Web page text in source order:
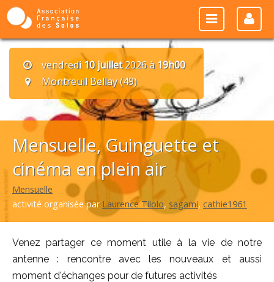
vendredi10 juillet2026 à 19h00
Montreuil Bellay (49)
Mensuelle, Guinguette et
cinéma en plein air
Mensuelle
activité organisée par Laurence Tilolo, sagami, cathie1961
Venez partager ce moment utile à la vie de notre
antenne : rencontre avec les nouveaux et aussi
moment d'échanges pour de futures activités